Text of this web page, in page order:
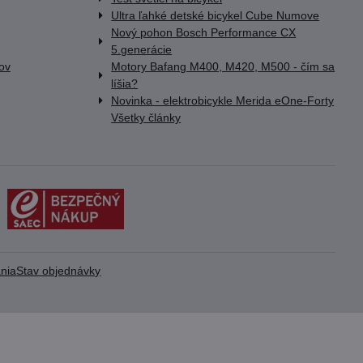
Ultra ľahké detské bicykel Cube Numove
Nový pohon Bosch Performance CX
5.generácie
Motory Bafang M400, M420, M500 - čím sa
líšia?
Novinka - elektrobicykle Merida eOne-Forty
Všetky články
Stav objednávky